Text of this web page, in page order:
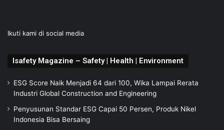
Ikuti kami di social media
Isafety Magazine – Safety | Health | Environment
ESG Score Naik Menjadi 64 dari 100, Wika Lampai Rerata
Industri Global Construction and Engineering
Penyusunan Standar ESG Capai 50 Persen, Produk Nikel
Indonesia Bisa Bersaing